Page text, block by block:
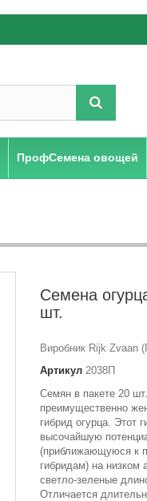
ПрофСемена овощей
Семена
шт.
Виробник Rijk Zvaan
Артикул 2038П
Семян в пакете 20
преимущественно
гибрид огурца. Этот
высочайшую
(приближающуюся к
гибридам) на низком
светло-зеленые
Отличается